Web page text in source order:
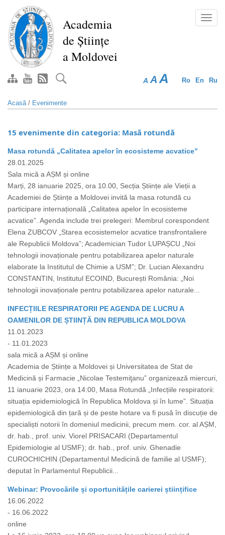
conţinutul
principal
Academia
de Științe
a Moldovei
Ro En Ru
A A A
Acasă/ Evenimente
15 evenimente din categoria: Masă rotundă
Masa rotundă „Calitatea apelor în ecosisteme acvatice”
28.01.2025
Sala mică a AȘM și online
Marți, 28 ianuarie 2025, ora 10.00, Secția Științe ale Vieții a
Academiei de Științe a Moldovei invită la masa rotundă cu
participare internațională „Calitatea apelor în ecosisteme
acvatice”. Agenda include trei prelegeri: Membrul corespondent
Elena ZUBCOV „Starea ecosistemelor acvatice transfrontaliere
ale Republicii Moldova”; Academician Tudor LUPAȘCU „Noi
tehnologii inovaționale pentru potabilizarea apelor naturale
elaborate la Institutul de Chimie a USM”; Dr. Lucian Alexandru
CONSTANTIN, Institutul ECOIND, București România: „Noi
tehnologii inovaționale pentru potabilizarea apelor naturale...
INFECȚIILE RESPIRATORII PE AGENDA DE LUCRU A
OAMENILOR DE ȘTIINȚĂ DIN REPUBLICA MOLDOVA
11.01.2023
- 11.01.2023
sala mică a AȘM și online
Academia de Științe a Moldovei și Universitatea de Stat de
Medicină și Farmacie „Nicolae Testemiţanu” organizează miercuri,
11 ianuarie 2023, ora 14:00, Masa Rotundă „Infecțiile respiratorii:
situația epidemiologică în Republica Moldova și în lume”. Situația
epidemiologică din țară și de peste hotare va fi pusă în discuție de
specialiști notorii în domeniul medicinii, precum mem. cor. al AȘM,
dr. hab., prof. univ. Viorel PRISACARI (Departamentul
Epidemiologie al USMF); dr. hab., prof. univ. Ghenadie
CUROCHICHIN (Departamentul Medicină de familie al USMF);
deputat în Parlamentul Republicii...
Webinar: Provocările și oportunitățile carierei științifice
16.06.2022
- 16.06.2022
online